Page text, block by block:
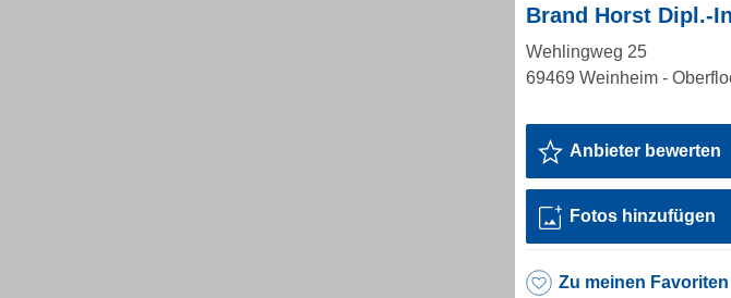
Brand Horst Dipl.-
Wehlingweg 25
69469 Weinheim -
Anbieter bewerten
Fotos hinzufügen
Zu meinen